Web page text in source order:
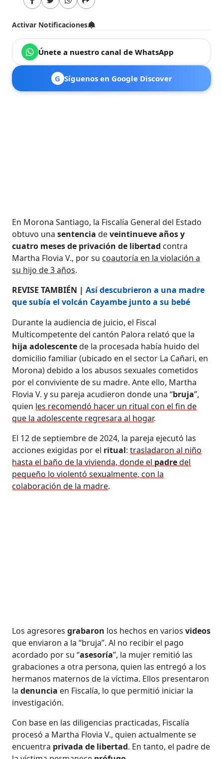
Activar Notificaciones
Únete a nuestro canal de WhatsApp
G Síguenos en Google Discover
En Morona Santiago, la Fiscalía General del Estado
obtuvo unasentenciadeveintinueve años y
cuatro meses de privación de libertad contra
Martha Flovia V., por su coautoría en la violación a
su hijo de 3 años.
REVISE TAMBIÉN |Así descubrieron a una madre
que subía el volcán Cayambe junto a su bebé
Durante la audiencia de juicio, el Fiscal
Multicompetente del cantón Palora relató que la
hija adolescentede la procesada había huido del
domicilio familiar (ubicado en el sector La Cañari, en
Morona) debido a los abusos sexuales cometidos
por el conviviente de su madre. Ante ello, Martha
Flovia V. y su pareja acudieron donde una “bruja”,
quien les recomendó hacer un ritual con el fin de
que la adolescente regresara al hogar.
El 12 de septiembre de 2024, la pareja ejecutó las
acciones exigidas por el ritual:trasladaron al niño
hasta el baño de la vivienda, donde el padredel
pequeño lo violentó sexualmente, con la
colaboración de la madre.
Los agresoresgrabaron los hechos en variosvideos
que enviaron a la “bruja”. Al no recibir el pago
acordado por su “asesoría”, la mujer remitió las
grabaciones a otra persona, quien las entregó a los
hermanos maternos de la víctima. Ellos presentaron
ladenuncia en Fiscalía, lo que permitió iniciar la
investigación.
Con base en las diligencias practicadas, Fiscalía
procesó a Martha Flovia V., quien actualmente se
encuentra privada de libertad. En tanto, el padre de